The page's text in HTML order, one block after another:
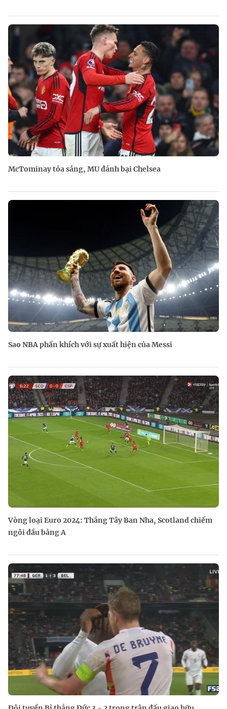
McTominay tỏa sáng, MU đánh bại Chelsea
Sao NBA phấn khích với sự xuất hiện của Messi
Vòng loại Euro 2024: Thắng Tây Ban Nha, Scotland chiếm
ngôi đầu bảng A